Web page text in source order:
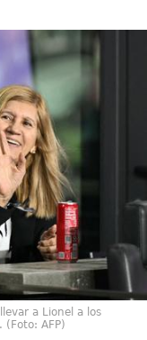
a Lionel a los
AFP)